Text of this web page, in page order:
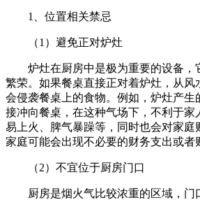
1、位置相关禁忌
（1）避免正对炉灶
炉灶在厨房中是极为重要的设备，
繁荣。如果餐桌直接正对着炉灶，从风
会侵袭餐桌上的食物。例如，炉灶产生
接冲向餐桌，在这种气场下，不利于家
易上火、脾气暴躁等，同时也会对家庭
家庭可能会出现不必要的财务支出或者
（2）不宜位于厨房门口
厨房是烟火气比较浓重的区域，门